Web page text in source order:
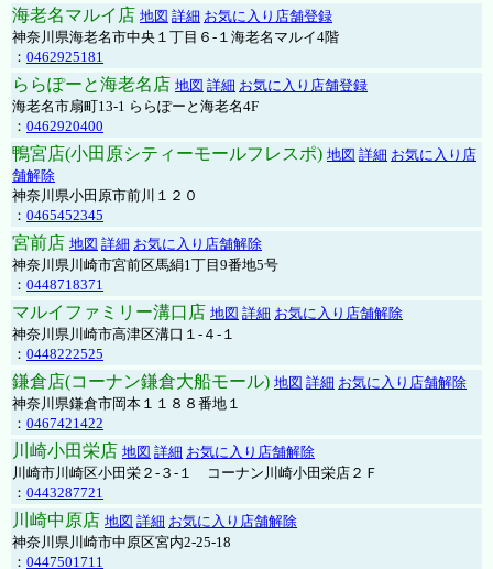
海老名マルイ店 地図 詳細 お気に入り店舗登録
神奈川県海老名市中央１丁目６-１海老名マルイ4階
： 0462925181
ららぽーと海老名店 地図 詳細 お気に入り店舗登録
海老名市扇町13-1 ららぽーと海老名4F
： 0462920400
鴨宮店(小田原シティーモールフレスポ) 地図 詳細 お気に入り店
舗解除
神奈川県小田原市前川１２０
： 0465452345
宮前店 地図 詳細 お気に入り店舗解除
神奈川県川崎市宮前区馬絹1丁目9番地5号
： 0448718371
マルイファミリー溝口店 地図 詳細 お気に入り店舗解除
神奈川県川崎市高津区溝口１-４-１
： 0448222525
鎌倉店(コーナン鎌倉大船モール) 地図 詳細 お気に入り店舗解除
神奈川県鎌倉市岡本１１８８番地１
： 0467421422
川崎小田栄店 地図 詳細 お気に入り店舗解除
川崎市川崎区小田栄２‐３‐１ コーナン川崎小田栄店２Ｆ
： 0443287721
川崎中原店 地図 詳細 お気に入り店舗解除
神奈川県川崎市中原区宮内2-25-18
： 0447501711